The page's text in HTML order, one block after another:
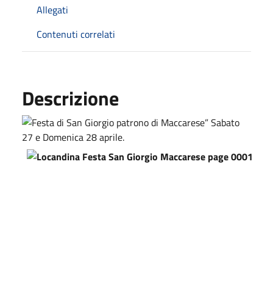
Allegati
Contenuti correlati
Descrizione